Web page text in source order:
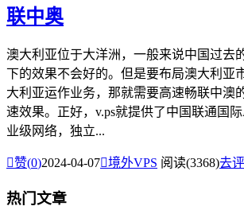
联中奥
澳大利亚位于大洋洲，一般来说中国过去
下的效果不会好的。但是要布局澳大利亚
大利亚运作业务，那就需要高速畅联中澳
速效果。正好，v.ps就提供了中国联通国
业级网络，独立...
赞(0)2024-04-07境外VPS 阅读(3368)去
热门文章